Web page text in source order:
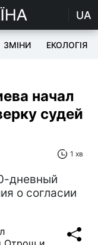
UA
ЗМІНИ ЕКОЛОГІЯ
начал
судей
1 хв
дневный
о согласии